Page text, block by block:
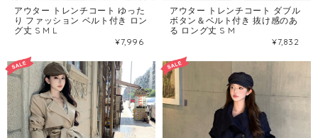
アウター トレンチコート ゆった
り ファッション ベルト付き ロン
グ丈 S M L
¥7,996
アウター トレンチコート ダブル
ボタン＆ベルト付き 抜け感のあ
る ロング丈 S M
¥7,832